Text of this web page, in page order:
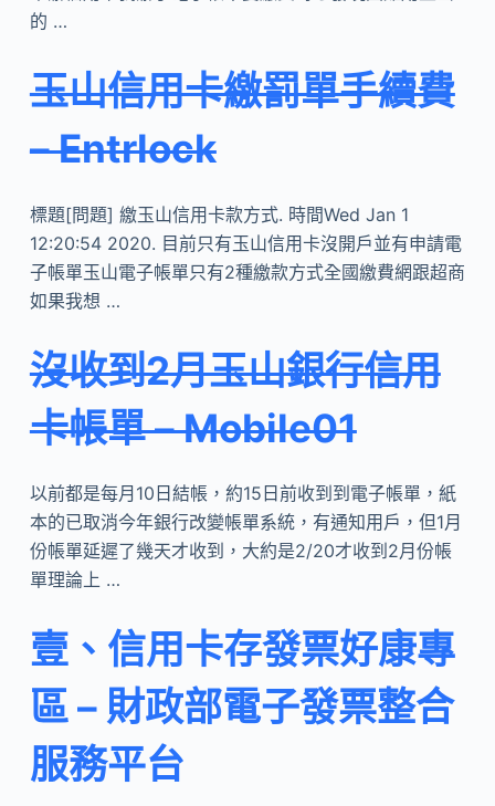
的 …
玉山信用卡繳罰單手續費
– Entrlock
標題[問題] 繳玉山信用卡款方式. 時間Wed Jan 1
12:20:54 2020. 目前只有玉山信用卡沒開戶並有申請電
子帳單玉山電子帳單只有2種繳款方式全國繳費網跟超商
如果我想 …
沒收到2月玉山銀行信用
卡帳單 – Mobile01
以前都是每月10日結帳，約15日前收到到電子帳單，紙
本的已取消今年銀行改變帳單系統，有通知用戶，但1月
份帳單延遲了幾天才收到，大約是2/20才收到2月份帳
單理論上 …
壹、信用卡存發票好康專
區 – 財政部電子發票整合
服務平台